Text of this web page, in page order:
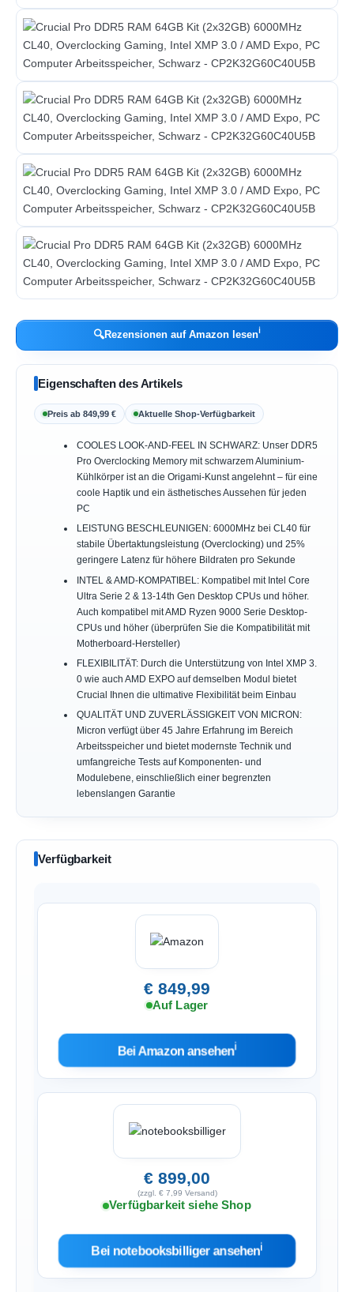
🔍Rezensionen auf Amazon lesenℹ︎
Eigenschaften des Artikels
Preis ab 849,99 € Aktuelle Shop-Verfügbarkeit
COOLES LOOK-AND-FEEL IN SCHWARZ: Unser DDR5
Pro Overclocking Memory mit schwarzem Aluminium-
Kühlkörper ist an die Origami-Kunst angelehnt – für eine
coole Haptik und ein ästhetisches Aussehen für jeden
PC
LEISTUNG BESCHLEUNIGEN: 6000MHz bei CL40 für
stabile Übertaktungsleistung (Overclocking) und 25%
geringere Latenz für höhere Bildraten pro Sekunde
INTEL & AMD-KOMPATIBEL: Kompatibel mit Intel Core
Ultra Serie 2 & 13-14th Gen Desktop CPUs und höher.
Auch kompatibel mit AMD Ryzen 9000 Serie Desktop-
CPUs und höher (überprüfen Sie die Kompatibilität mit
Motherboard-Hersteller)
FLEXIBILITÄT: Durch die Unterstützung von Intel XMP 3.
0 wie auch AMD EXPO auf demselben Modul bietet
Crucial Ihnen die ultimative Flexibilität beim Einbau
QUALITÄT UND ZUVERLÄSSIGKEIT VON MICRON:
Micron verfügt über 45 Jahre Erfahrung im Bereich
Arbeitsspeicher und bietet modernste Technik und
umfangreiche Tests auf Komponenten- und
Modulebene, einschließlich einer begrenzten
lebenslangen Garantie
Verfügbarkeit
€ 849,99
Auf Lager
Bei Amazon ansehenℹ︎
€ 899,00
(zzgl. € 7,99 Versand)
Verfügbarkeit siehe Shop
Bei notebooksbilliger ansehenℹ︎